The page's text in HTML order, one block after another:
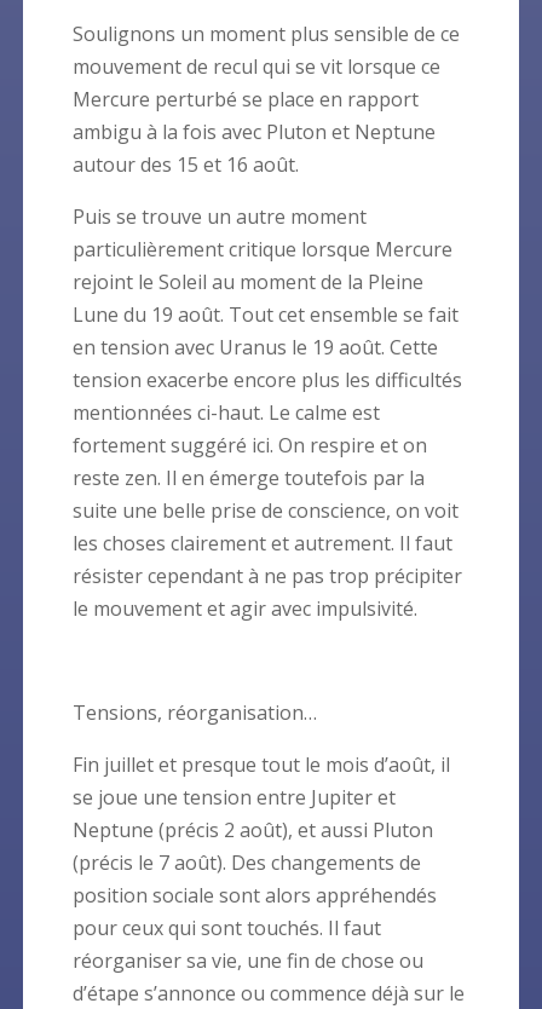
Soulignons un moment plus sensible de ce
mouvement de recul qui se vit lorsque ce
Mercure perturbé se place en rapport
ambigu à la fois avec Pluton et Neptune
autour des 15 et 16 août.
Puis se trouve un autre moment
particulièrement critique lorsque Mercure
rejoint le Soleil au moment de la Pleine
Lune du 19 août. Tout cet ensemble se fait
en tension avec Uranus le 19 août. Cette
tension exacerbe encore plus les difficultés
mentionnées ci-haut. Le calme est
fortement suggéré ici. On respire et on
reste zen. Il en émerge toutefois par la
suite une belle prise de conscience, on voit
les choses clairement et autrement. Il faut
résister cependant à ne pas trop précipiter
le mouvement et agir avec impulsivité.
Tensions, réorganisation…
Fin juillet et presque tout le mois d’août, il
se joue une tension entre Jupiter et
Neptune (précis 2 août), et aussi Pluton
(précis le 7 août). Des changements de
position sociale sont alors appréhendés
pour ceux qui sont touchés. Il faut
réorganiser sa vie, une fin de chose ou
d’étape s’annonce ou commence déjà sur le